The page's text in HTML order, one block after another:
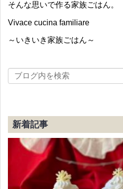
そんな思いで作る家族ごはん。
Vivace cucina familiare
～いきいき家族ごはん～
新着記事